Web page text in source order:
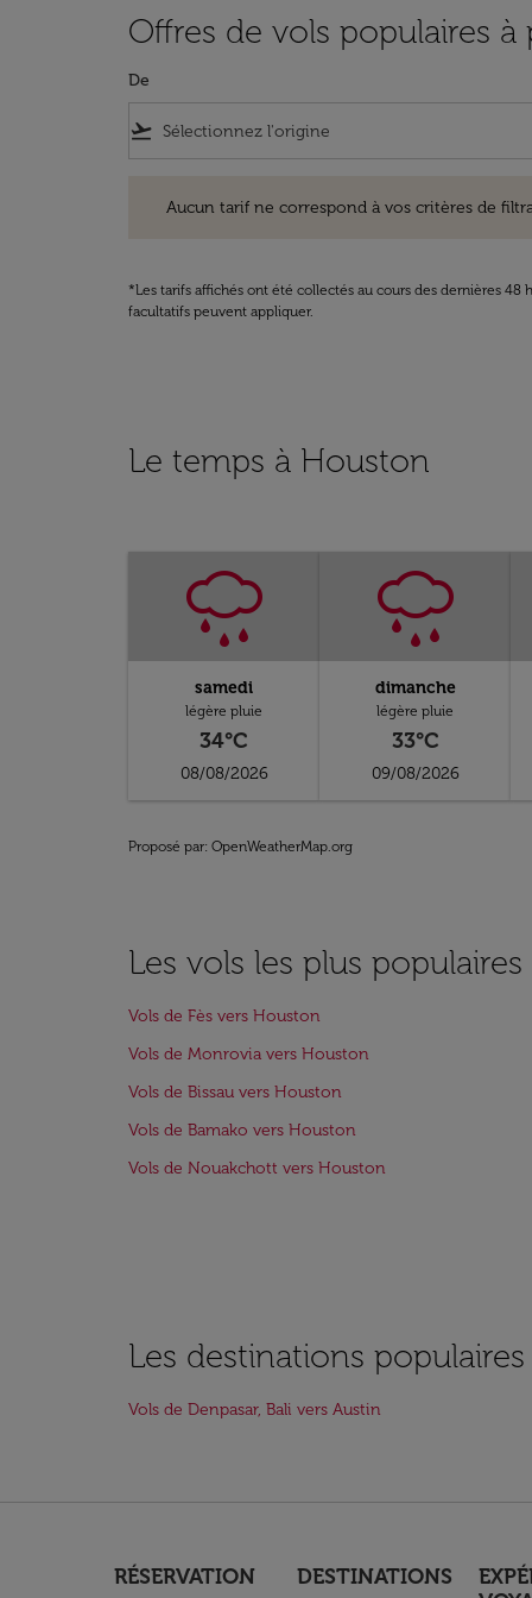
Offres de vols populaires
De
flight_takeoff
Aucun tarif ne correspond à vos critères de
*Les tarifs affichés ont été collectés au cours des dernières
facultatifs peuvent appliquer.
Le temps à Houston
samedi
légère pluie
34°C
08/08/2026
dimanche
légère pluie
33°C
09/08/2026
Proposé par: OpenWeatherMap.org
Les vols les plus
Vols de Fès vers Houston
Vols de Monrovia vers Houston
Vols de Bissau vers Houston
Vols de Bamako vers Houston
Vols de Nouakchott vers Houston
Les destinations
Vols de Denpasar, Bali vers Austin
RÉSERVATION DESTINATIONS